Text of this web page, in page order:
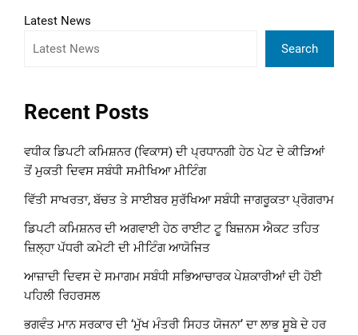
Latest News
Search
Recent Posts
ਵਧੀਕ ਡਿਪਟੀ ਕਮਿਸ਼ਨਰ (ਵਿਕਾਸ) ਦੀ ਪ੍ਰਧਾਨਗੀ ਹੇਠ ਪੇਟ ਦੇ ਕੀੜਿਆਂ
ਤੋਂ ਮੁਕਤੀ ਦਿਵਸ ਸਬੰਧੀ ਸਮੀਖਿਆ ਮੀਟਿੰਗ
ਵਿੱਤੀ ਸਾਖਰਤਾ, ਬੱਚਤ ਤੇ ਸਾਈਬਰ ਸੁਰੱਖਿਆ ਸਬੰਧੀ ਜਾਗਰੂਕਤਾ ਪ੍ਰੋਗਰਾਮ
ਡਿਪਟੀ ਕਮਿਸ਼ਨਰ ਦੀ ਅਗਵਾਈ ਹੇਠ ਰਾਈਟ ਟੂ ਬਿਜ਼ਨਸ ਐਕਟ ਤਹਿਤ
ਜ਼ਿਲ੍ਹਾ ਪੱਧਰੀ ਕਮੇਟੀ ਦੀ ਮੀਟਿੰਗ ਆਯੋਜਿਤ
ਆਜ਼ਾਦੀ ਦਿਵਸ ਦੇ ਸਮਾਗਮ ਸਬੰਧੀ ਸਭਿਆਚਾਰਕ ਪੇਸ਼ਕਾਰੀਆਂ ਦੀ ਹੋਈ
ਪਹਿਲੀ ਰਿਹਰਸਲ
ਭਗਵੰਤ ਮਾਨ ਸਰਕਾਰ ਦੀ ‘ਮੁੱਖ ਮੰਤਰੀ ਸਿਹਤ ਯੋਜਨਾ’ ਦਾ ਲਾਭ ਸੂਬੇ ਦੇ ਹਰ